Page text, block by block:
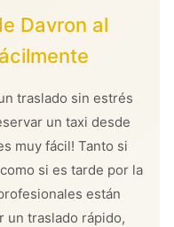
Davron al
traslado sin estrés
un taxi desde
muy fácil! Tanto si
si es tarde por la
están
un traslado rápido,